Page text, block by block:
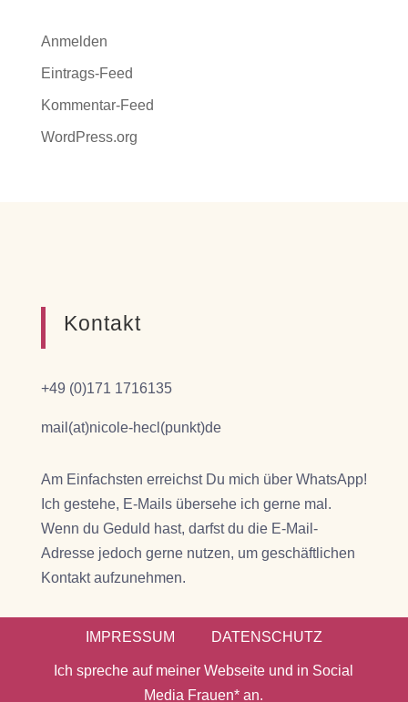
Anmelden
Eintrags-Feed
Kommentar-Feed
WordPress.org
Kontakt
+49 (0)171 1716135
mail(at)nicole-hecl(punkt)de
Am Einfachsten erreichst Du mich über WhatsApp!
Ich gestehe, E-Mails übersehe ich gerne mal.
Wenn du Geduld hast, darfst du die E-Mail-
Adresse jedoch gerne nutzen, um geschäftlichen
Kontakt aufzunehmen.
IMPRESSUM DATENSCHUTZ
Ich spreche auf meiner Webseite und in Social
Media Frauen* an.